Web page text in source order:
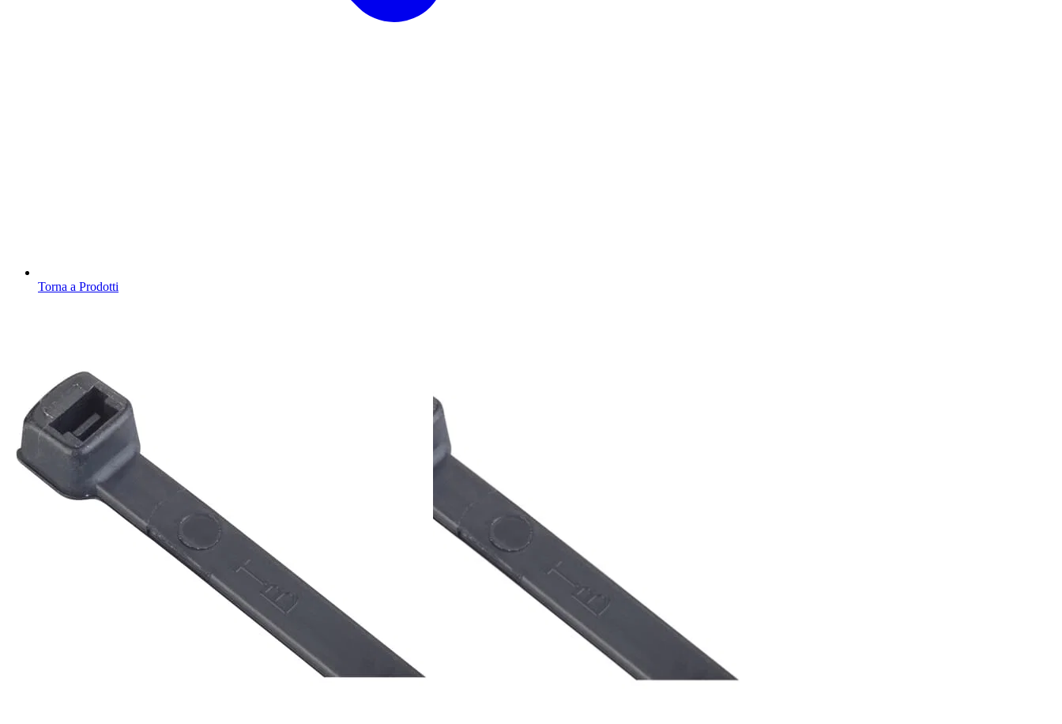
Torna a Prodotti